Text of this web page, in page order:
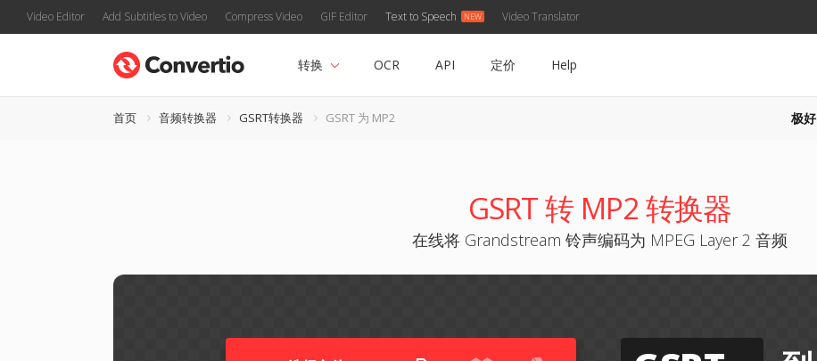
Video Editor Add Subtitles to Video Compress Video GIF Editor Text to Speech Video Translator
转换 OCR API 定价 Help
首页 音频转换器 GSRT转换器 GSRT 为 MP2 极好
GSRT 转 MP2 转换器
在线将 Grandstream 铃声编码为 MPEG Layer 2 音频